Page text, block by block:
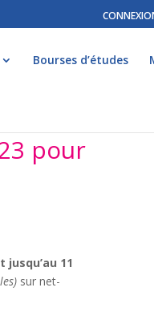
Bourses d’études
pour
jusqu’au 11
sur net-